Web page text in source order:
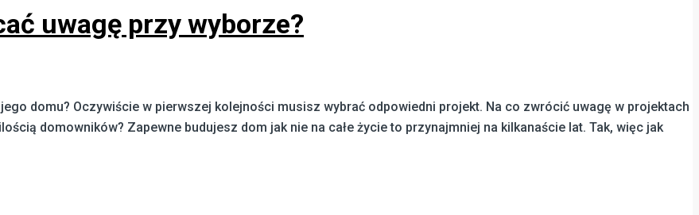
uwagę przy wyborze?
domu? Oczywiście w pierwszej kolejności musisz wybrać odpowiedni projekt. Na co zwrócić uwagę w projektach
domowników? Zapewne budujesz dom jak nie na całe życie to przynajmniej na kilkanaście lat. Tak, więc jak